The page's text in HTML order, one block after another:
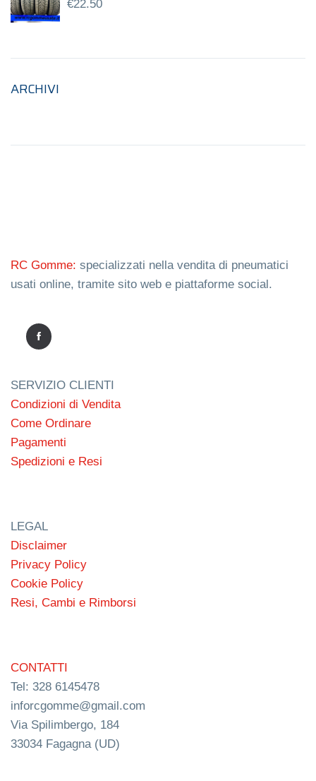
€22.50
ARCHIVI
RC Gomme: specializzati nella vendita di pneumatici
usati online, tramite sito web e piattaforme social.
SERVIZIO CLIENTI
Condizioni di Vendita
Come Ordinare
Pagamenti
Spedizioni e Resi
LEGAL
Disclaimer
Privacy Policy
Cookie Policy
Resi, Cambi e Rimborsi
CONTATTI
Tel: 328 6145478
inforcgomme@gmail.com
Via Spilimbergo, 184
33034 Fagagna (UD)